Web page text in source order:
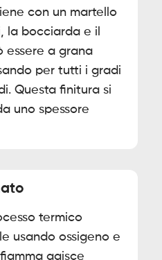
con un martello
la bocciarda e il
essere a grana
per tutti i gradi
Questa finitura si
uno spessore
termico
usando ossigeno e
agisce